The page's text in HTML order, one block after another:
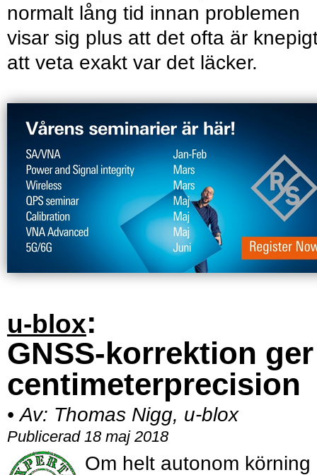
normalt lång tid innan problemen
visar sig plus att det ofta är
att veta exakt var det läcker.
u-blox:
GNSS-korrektion ger
centimeterprecision
• Av: Thomas Nigg, u-blox
Publicerad 18 maj 2018
Om helt autonom körning